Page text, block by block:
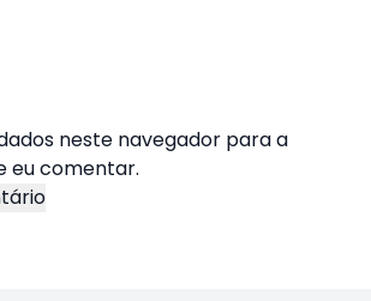
neste navegador para a
eu comentar.